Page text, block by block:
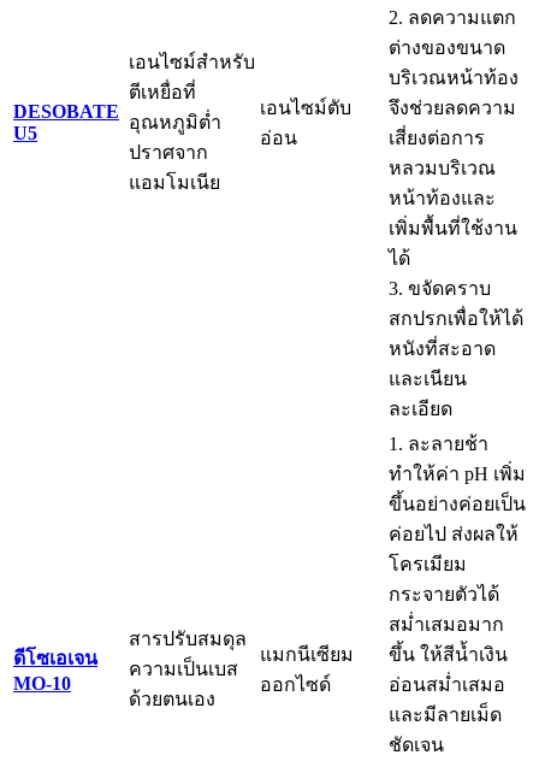
DESOBATE
U5
เอนไซม์สำหรับ
ตีเหยื่อที่
อุณหภูมิต่ำ
ปราศจาก
แอมโมเนีย
เอนไซม์ตับ
อ่อน
2. ลดความแตก
ต่างของขนาด
บริเวณหน้าท้อง
จึงช่วยลดความ
เสี่ยงต่อการ
หลวมบริเวณ
หน้าท้องและ
เพิ่มพื้นที่ใช้งาน
ได้
3. ขจัดคราบ
สกปรกเพื่อให้ได้
หนังที่สะอาด
และเนียน
ละเอียด
ดีโซเอเจน
MO-10
สารปรับสมดุล
ความเป็นเบส
ด้วยตนเอง
แมกนีเซียม
ออกไซด์
1. ละลายช้า
ทำให้ค่า pH เพิ่ม
ขึ้นอย่างค่อยเป็น
ค่อยไป ส่งผลให้
โครเมียม
กระจายตัวได้
สม่ำเสมอมาก
ขึ้น ให้สีน้ำเงิน
อ่อนสม่ำเสมอ
และมีลายเม็ด
ชัดเจน